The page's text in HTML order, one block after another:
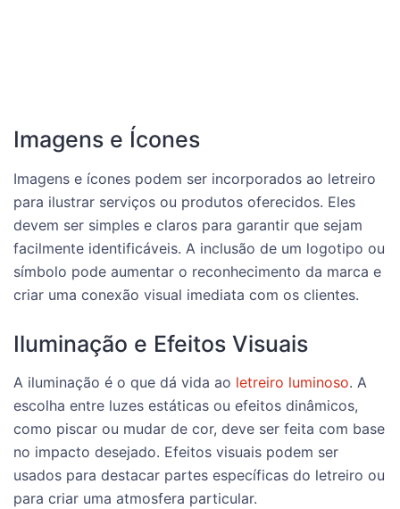
Imagens e Ícones
Imagens e ícones podem ser incorporados ao letreiro
para ilustrar serviços ou produtos oferecidos. Eles
devem ser simples e claros para garantir que sejam
facilmente identificáveis. A inclusão de um logotipo ou
símbolo pode aumentar o reconhecimento da marca e
criar uma conexão visual imediata com os clientes.
Iluminação e Efeitos Visuais
A iluminação é o que dá vida ao letreiro luminoso. A
escolha entre luzes estáticas ou efeitos dinâmicos,
como piscar ou mudar de cor, deve ser feita com base
no impacto desejado. Efeitos visuais podem ser
usados para destacar partes específicas do letreiro ou
para criar uma atmosfera particular.